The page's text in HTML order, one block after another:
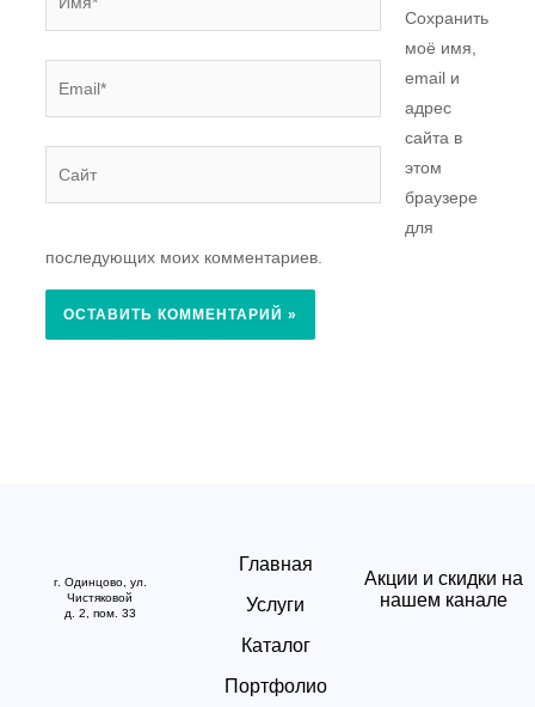
Сохранить
моё имя,
email и
адрес
сайта в
этом
браузере
для
последующих моих комментариев.
г. Одинцово, ул.
Чистяковой
д. 2, пом. 33
Главная
Услуги
Каталог
Портфолио
Акции и скидки на
нашем канале